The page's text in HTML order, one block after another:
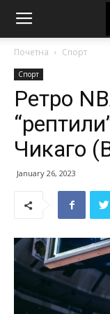
Почетна Спорт
Спорт
Ретро
Чикаго
January 26, 2023